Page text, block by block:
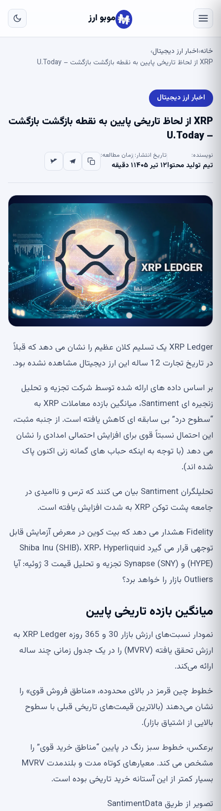
موبو ارز
خانه›اخبار ارز دیجیتال›
XRP از لحاظ تاریخی پایین به نقطه بازگشت بازگشت – U.Today
اخبار ارز دیجیتال
XRP از لحاظ تاریخی پایین به نقطه بازگشت بازگشت
– U.Today
نویسنده:
تیم تولید محتوا
تاریخ انتشار:
۱۲ تیر ۱۴۰۵
زمان مطالعه:
۱ دقیقه
XRP Ledger یک تسلیم کلان عظیم را نشان می دهد که قبلاً
در تاریخ تجارت 12 ساله این ارز دیجیتال مشاهده نشده بود.
بر اساس داده های ارائه شده توسط شرکت تجزیه و تحلیل
زنجیره ای Santiment، میانگین بازده معاملات XRP به
“سطوح درد” بی سابقه ای کاهش یافته است. از جنبه مثبت،
این احتمال نسبتاً قوی برای افزایش احتمالی امدادی را نشان
می دهد (با توجه به اینکه حباب های گمانه زنی اکنون پاک
شده اند).
تحلیلگران Santiment بیان می کنند که ترس و ناامیدی در
جامعه پشت توکن XRP به شدت افزایش یافته است.
Fidelity هشدار می دهد که بیت کوین در معرض آزمایش قابل
توجهی قرار می گیرد Shiba Inu (SHIB)، XRP، Hyperliquid
(HYPE) و Synapse (SNY) تجزیه و تحلیل قیمت 3 ژوئیه: آیا
Outliers بازار را خواهد برد؟
میانگین بازده تاریخی پایین
نمودار نسبت‌های ارزش بازار 30 و 365 روزه XRP Ledger به
ارزش تحقق یافته (MVRV) را در یک جدول زمانی چند ساله
ارائه می‌کند.
خطوط چین قرمز در بالای محدوده، «مناطق فروش قوی» را
نشان می‌دهند (بالاترین قیمت‌های تاریخی قبلی با سطوح
بالایی از اشتیاق بازار).
برعکس، خطوط سبز رنگ در پایین “مناطق خرید قوی” را
مشخص می کند. معیارهای کوتاه مدت و بلندمدت MVRV
بسیار کمتر از این آستانه خرید تاریخی بوده است.
تصویر از طریق SantimentData